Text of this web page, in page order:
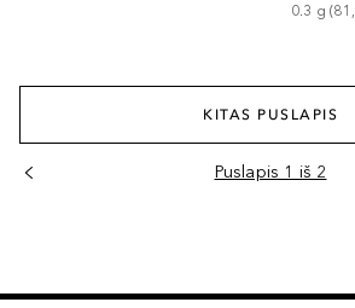
0.3 g (
KITAS PUSLAPIS
Puslapis 1 iš 2